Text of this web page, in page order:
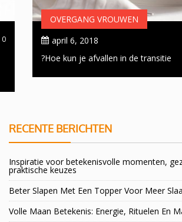
OVERGANG VROUWEN
april 6, 2018
Hoe kun je afvallen in de transitie?
0
RECENTE BERICHTEN
Inspiratie voor betekenisvolle momenten,
praktische keuzes
Beter Slapen Met Een Topper Voor Meer
Volle Maan Betekenis: Energie, Rituelen En